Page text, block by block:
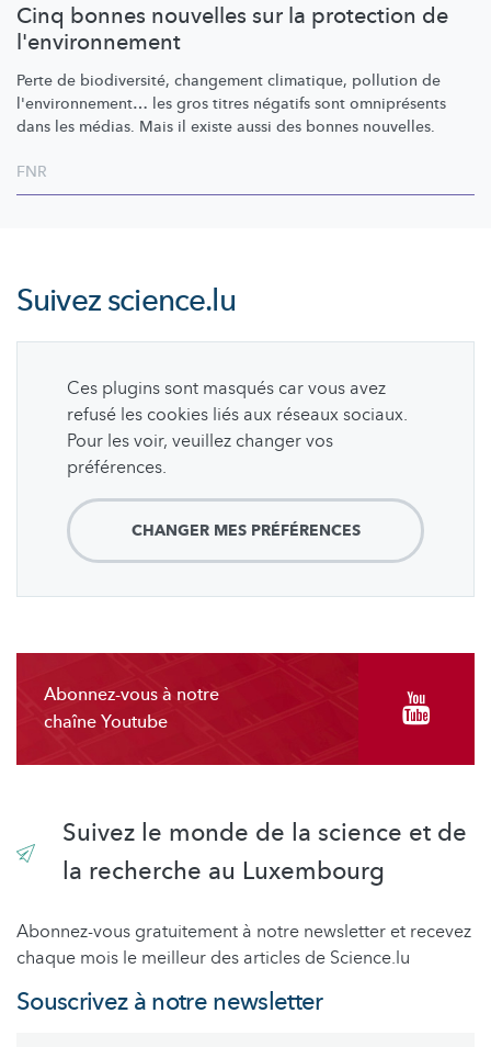
Cinq bonnes nouvelles sur la protection de
l'environnement
Perte de biodiversité, changement climatique, pollution de
l'environnement… les gros titres négatifs sont omniprésents
dans les médias. Mais il existe aussi des bonnes nouvelles.
FNR
Suivezscience.lu
Ces plugins sont masqués car vous avez
refusé les cookies liés aux réseaux sociaux.
Pour les voir, veuillez changer vos
préférences.
CHANGER MES PRÉFÉRENCES
Abonnez-vous à notre
chaîne Youtube
Suivez le monde de la science et de
la recherche au Luxembourg
Abonnez-vous gratuitement à notre newsletter et recevez
chaque mois le meilleur des articles de Science.lu
Souscrivez à notre newsletter